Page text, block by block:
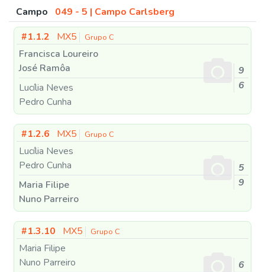
Campo
049 - 5 | Campo Carlsberg
#1.1.2
MX5 Grupo C
Francisca Loureiro
José Ramôa
Lucília Neves
Pedro Cunha
9
6
#1.2.6 MX5 Grupo C
Lucília Neves
Pedro Cunha
Maria Filipe
Nuno Parreiro
5
9
#1.3.10 MX5 Grupo C
Maria Filipe
Nuno Parreiro
6